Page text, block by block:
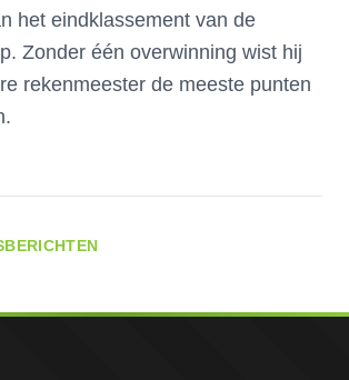
het eindklassement van de
Zonder één overwinning wist hij
rekenmeester de meeste punten